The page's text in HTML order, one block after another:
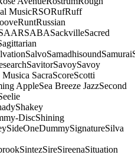
MusicRSORufRuff
RuntRussian
SABASackvilleSacred
SalvoSamadhisoundSamurai
SavitorSavoySavoy
SacraScoreScotti
AppleSea Breeze JazzSecond
Shakey
DiscShining
SideOneDummySignatureSilva
SintezSireSireenaSituation